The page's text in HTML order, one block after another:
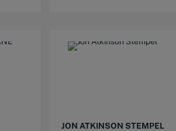
JON ATKINSON STEMPEL